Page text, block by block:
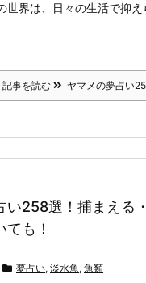
世界は、日々の生活で抑
記事を読む ヤマメの夢占い
い258選！捕まえる
も！
夢占い, 淡水魚, 魚類